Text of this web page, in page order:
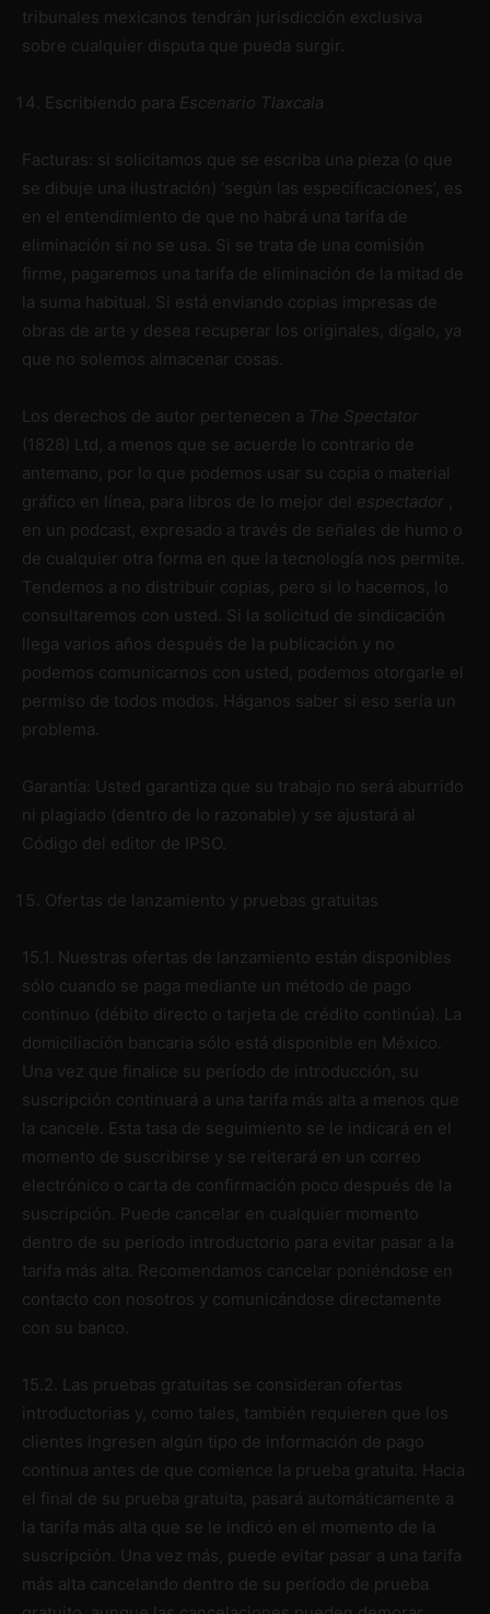
tribunales mexicanos tendrán jurisdicción exclusiva
sobre cualquier disputa que pueda surgir.
Escribiendo para Escenario Tlaxcala
Facturas: si solicitamos que se escriba una pieza (o que
se dibuje una ilustración) ‘según las especificaciones’, es
en el entendimiento de que no habrá una tarifa de
eliminación si no se usa. Si se trata de una comisión
firme, pagaremos una tarifa de eliminación de la mitad de
la suma habitual. Si está enviando copias impresas de
obras de arte y desea recuperar los originales, dígalo, ya
que no solemos almacenar cosas.
Los derechos de autor pertenecen a The Spectator
(1828) Ltd, a menos que se acuerde lo contrario de
antemano, por lo que podemos usar su copia o material
gráfico en línea, para libros de lo mejor del espectador ,
en un podcast, expresado a través de señales de humo o
de cualquier otra forma en que la tecnología nos permite.
Tendemos a no distribuir copias, pero si lo hacemos, lo
consultaremos con usted. Si la solicitud de sindicación
llega varios años después de la publicación y no
podemos comunicarnos con usted, podemos otorgarle el
permiso de todos modos. Háganos saber si eso sería un
problema.
Garantía: Usted garantiza que su trabajo no será aburrido
ni plagiado (dentro de lo razonable) y se ajustará al
Código del editor de IPSO.
Ofertas de lanzamiento y pruebas gratuitas
15.1. Nuestras ofertas de lanzamiento están disponibles
sólo cuando se paga mediante un método de pago
continuo (débito directo o tarjeta de crédito continúa). La
domiciliación bancaria sólo está disponible en México.
Una vez que finalice su período de introducción, su
suscripción continuará a una tarifa más alta a menos que
la cancele. Esta tasa de seguimiento se le indicará en el
momento de suscribirse y se reiterará en un correo
electrónico o carta de confirmación poco después de la
suscripción. Puede cancelar en cualquier momento
dentro de su período introductorio para evitar pasar a la
tarifa más alta. Recomendamos cancelar poniéndose en
contacto con nosotros y comunicándose directamente
con su banco.
15.2. Las pruebas gratuitas se consideran ofertas
introductorias y, como tales, también requieren que los
clientes ingresen algún tipo de información de pago
continua antes de que comience la prueba gratuita. Hacia
el final de su prueba gratuita, pasará automáticamente a
la tarifa más alta que se le indicó en el momento de la
suscripción. Una vez más, puede evitar pasar a una tarifa
más alta cancelando dentro de su período de prueba